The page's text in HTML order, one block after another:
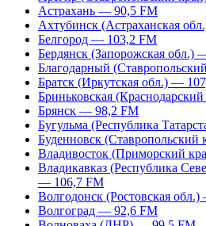
Астрахань — 90,5 FM
Ахтубинск (Астраханская
Белгород — 103,2 FM
Бердянск (Запорожская обл.)
Благодарный
Братск (Иркутская обл.) —
Бриньковская
Брянск — 98,2 FM
Бугульма (Республика
Буденновск
Владивосток (Приморский
Владикавказ (Республика
— 106,7 FM
Волгодонск (Ростовская
Волгоград — 92,6 FM